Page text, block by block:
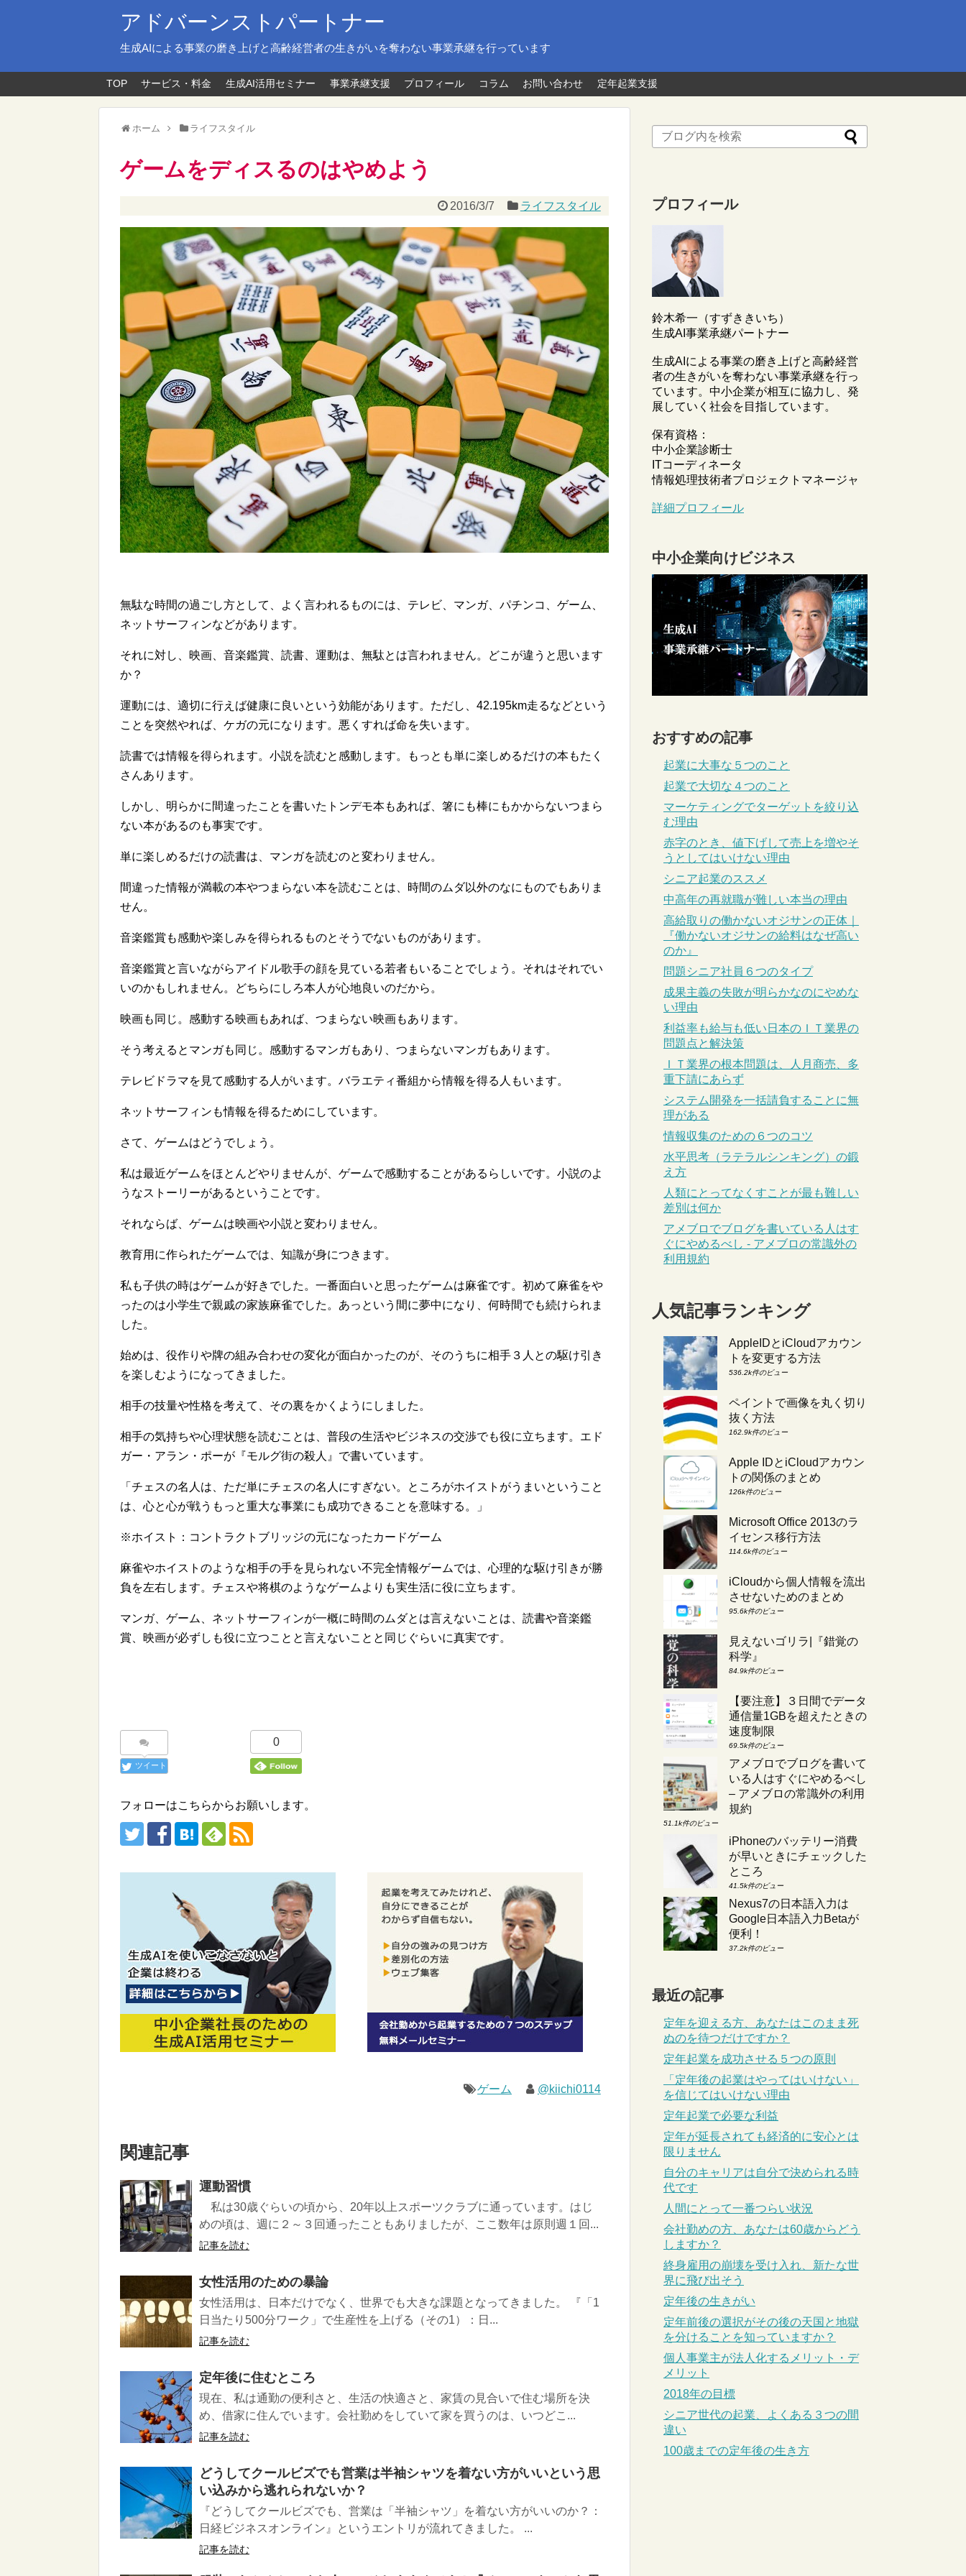
アドバーンストパートナー
生成AIによる事業の磨き上げと高齢経営者の生きがいを奪わない事業承継を行っています
TOP サービス・料金 生成AI活用セミナー 事業承継支援 プロフィール コラム お問い合わせ 定年起業支援
ホーム ライフスタイル
ゲームをディスるのはやめよう
2016/3/7 ライフスタイル
無駄な時間の過ごし方として、よく言われるものには、テレビ、マンガ、パチンコ、ゲーム、
ネットサーフィンなどがあります。
それに対し、映画、音楽鑑賞、読書、運動は、無駄とは言われません。どこが違うと思います
か？
運動には、適切に行えば健康に良いという効能があります。ただし、42.195km走るなどという
ことを突然やれば、ケガの元になります。悪くすれば命を失います。
読書では情報を得られます。小説を読むと感動します。もっとも単に楽しめるだけの本もたく
さんあります。
しかし、明らかに間違ったことを書いたトンデモ本もあれば、箸にも棒にもかからないつまら
ない本があるのも事実です。
単に楽しめるだけの読書は、マンガを読むのと変わりません。
間違った情報が満載の本やつまらない本を読むことは、時間のムダ以外のなにものでもありま
せん。
音楽鑑賞も感動や楽しみを得られるものとそうでないものがあります。
音楽鑑賞と言いながらアイドル歌手の顔を見ている若者もいることでしょう。それはそれでい
いのかもしれません。どちらにしろ本人が心地良いのだから。
映画も同じ。感動する映画もあれば、つまらない映画もあります。
そう考えるとマンガも同じ。感動するマンガもあり、つまらないマンガもあります。
テレビドラマを見て感動する人がいます。バラエティ番組から情報を得る人もいます。
ネットサーフィンも情報を得るためにしています。
さて、ゲームはどうでしょう。
私は最近ゲームをほとんどやりませんが、ゲームで感動することがあるらしいです。小説のよ
うなストーリーがあるということです。
それならば、ゲームは映画や小説と変わりません。
教育用に作られたゲームでは、知識が身につきます。
私も子供の時はゲームが好きでした。一番面白いと思ったゲームは麻雀です。初めて麻雀をや
ったのは小学生で親戚の家族麻雀でした。あっという間に夢中になり、何時間でも続けられま
した。
始めは、役作りや牌の組み合わせの変化が面白かったのが、そのうちに相手３人との駆け引き
を楽しむようになってきました。
相手の技量や性格を考えて、その裏をかくようにしました。
相手の気持ちや心理状態を読むことは、普段の生活やビジネスの交渉でも役に立ちます。エド
ガー・アラン・ポーが『モルグ街の殺人』で書いています。
「チェスの名人は、ただ単にチェスの名人にすぎない。ところがホイストがうまいということ
は、心と心が戦うもっと重大な事業にも成功できることを意味する。」
※ホイスト：コントラクトブリッジの元になったカードゲーム
麻雀やホイストのような相手の手を見られない不完全情報ゲームでは、心理的な駆け引きが勝
負を左右します。チェスや将棋のようなゲームよりも実生活に役に立ちます。
マンガ、ゲーム、ネットサーフィンが一概に時間のムダとは言えないことは、読書や音楽鑑
賞、映画が必ずしも役に立つことと言えないことと同じぐらいに真実です。
ツイート
0
フォローはこちらからお願いします。
ゲーム @kiichi0114
関連記事
運動習慣
私は30歳ぐらいの頃から、20年以上スポーツクラブに通っています。はじ
めの頃は、週に２～３回通ったこともありましたが、ここ数年は原則週１回...
記事を読む
女性活用のための暴論
女性活用は、日本だけでなく、世界でも大きな課題となってきました。 『「1
日当たり500分ワーク」で生産性を上げる（その1）：日...
記事を読む
定年後に住むところ
現在、私は通勤の便利さと、生活の快適さと、家賃の見合いで住む場所を決
め、借家に住んでいます。会社勤めをしていて家を買うのは、いつどこ...
記事を読む
どうしてクールビズでも営業は半袖シャツを着ない方がいいという思
い込みから逃れられないか？
『どうしてクールビズでも、営業は「半袖シャツ」を着ない方がいいのか？：
日経ビジネスオンライン』というエントリが流れてきました。 ...
記事を読む
プロフィール
鈴木希一（すずききいち）
生成AI事業承継パートナー
生成AIによる事業の磨き上げと高齢経営
者の生きがいを奪わない事業承継を行っ
ています。中小企業が相互に協力し、発
展していく社会を目指しています。
保有資格：
中小企業診断士
ITコーディネータ
情報処理技術者プロジェクトマネージャ
詳細プロフィール
中小企業向けビジネス
おすすめの記事
起業に大事な５つのこと
起業で大切な４つのこと
マーケティングでターゲットを絞り込
む理由
赤字のとき、値下げして売上を増やそ
うとしてはいけない理由
シニア起業のススメ
中高年の再就職が難しい本当の理由
高給取りの働かないオジサンの正体｜
『働かないオジサンの給料はなぜ高い
のか』
問題シニア社員６つのタイプ
成果主義の失敗が明らかなのにやめな
い理由
利益率も給与も低い日本のＩＴ業界の
問題点と解決策
ＩＴ業界の根本問題は、人月商売、多
重下請にあらず
システム開発を一括請負することに無
理がある
情報収集のための６つのコツ
水平思考（ラテラルシンキング）の鍛
え方
人類にとってなくすことが最も難しい
差別は何か
アメブロでブログを書いている人はす
ぐにやめるべし - アメブロの常識外の
利用規約
人気記事ランキング
AppleIDとiCloudアカウン
トを変更する方法
536.2k件のビュー
ペイントで画像を丸く切り
抜く方法
162.9k件のビュー
Apple IDとiCloudアカウン
トの関係のまとめ
126k件のビュー
Microsoft Office 2013のラ
イセンス移行方法
114.6k件のビュー
iCloudから個人情報を流出
させないためのまとめ
95.6k件のビュー
見えないゴリラ|『錯覚の
科学』
84.9k件のビュー
【要注意】３日間でデータ
通信量1GBを超えたときの
速度制限
69.5k件のビュー
アメブロでブログを書いて
いる人はすぐにやめるべし
– アメブロの常識外の利用
規約
51.1k件のビュー
iPhoneのバッテリー消費
が早いときにチェックした
ところ
41.5k件のビュー
Nexus7の日本語入力は
Google日本語入力Betaが
便利！
37.2k件のビュー
最近の記事
定年を迎える方、あなたはこのまま死
ぬのを待つだけですか？
定年起業を成功させる５つの原則
「定年後の起業はやってはいけない」
を信じてはいけない理由
定年起業で必要な利益
定年が延長されても経済的に安心とは
限りません
自分のキャリアは自分で決められる時
代です
人間にとって一番つらい状況
会社勤めの方、あなたは60歳からどう
しますか？
終身雇用の崩壊を受け入れ、新たな世
界に飛び出そう
定年後の生きがい
定年前後の選択がその後の天国と地獄
を分けることを知っていますか？
個人事業主が法人化するメリット・デ
メリット
2018年の目標
シニア世代の起業、よくある３つの間
違い
100歳までの定年後の生き方